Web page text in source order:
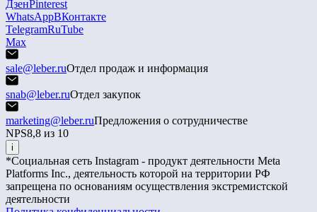
ДзенPinterest
WhatsAppВКонтакте
TelegramRuTube
Max
sale@leber.ruОтдел продаж и информация
snab@leber.ruОтдел закупок
marketing@leber.ruПредложения о сотрудничестве
NPS8,8 из 10
i
*Социальная сеть Instagram - продукт деятельности Meta
Platforms Inc., деятельность которой на территории РФ
запрещена по основаниям осуществления экстремистской
деятельности